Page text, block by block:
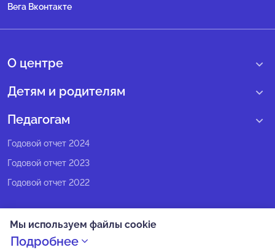
Вега Вконтакте
О центре
О нас
Структура регионального центра
Педагогический состав
Попечительский совет
Экспертный совет
СМИ о нас
Новости
Детям и родителям
Учебные интенсивные сборы
Календарь всех событий
Педагогам
Программы Веги
Программы Сириус
Методические рекомендации
Годовой отчет 2024
Годовой отчет 2023
Годовой отчет 2022
Политика конфиденциальности
Мы используем файлы cookie
Подробнее